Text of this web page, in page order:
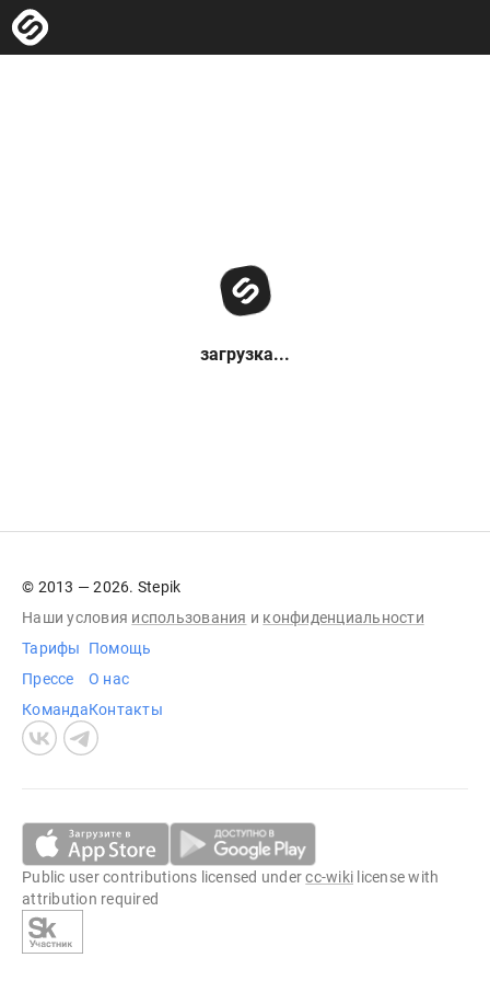
загрузка...
© 2013 — 2026. Stepik
Наши условия использования и конфиденциальности
Тарифы
Прессе
Команда
Помощь
О нас
Контакты
Public user contributions licensed undercc-wiki license with
attribution required